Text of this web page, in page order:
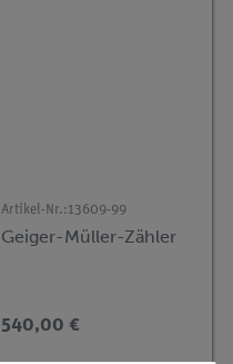
Artikel-Nr.:13609-99
Geiger-Müller-Zähler
540,00 €